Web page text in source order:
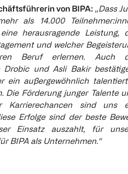
von BIPA: „Dass
als 14.000
herausragende Leistung,
und welcher
Beruf erlernen. Auch
Drobic und Asli Bakir
ein außergewöhnlich
Die Förderung junger Talente
Karrierechancen sind uns
Erfolge sind der beste
Einsatz auszahlt, für
BIPA als Unternehmen.“